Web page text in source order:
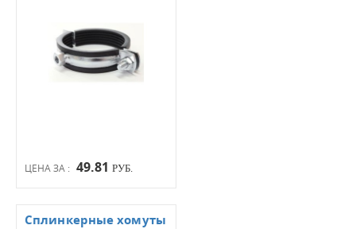
ЦЕНА ЗА : 49.81 РУБ.
Сплинкерные хомуты